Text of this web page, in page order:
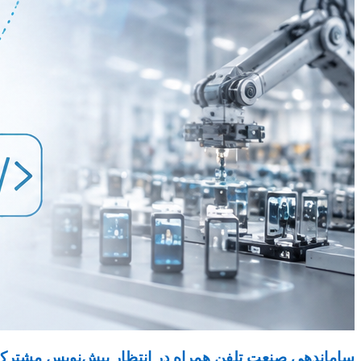
ساماندهی صنعت تلفن همراه در انتظار پیش‌نویس مشترک ۳ دستگاه